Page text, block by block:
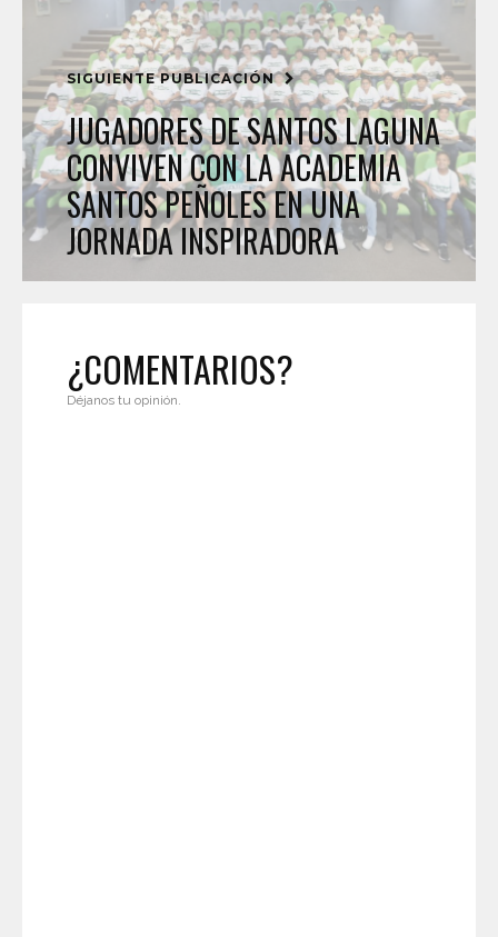
SIGUIENTE PUBLICACIÓN
JUGADORES DE SANTOS LAGUNA
CONVIVEN CON LA ACADEMIA
SANTOS PEÑOLES EN UNA
JORNADA INSPIRADORA
¿COMENTARIOS?
Déjanos tu opinión.